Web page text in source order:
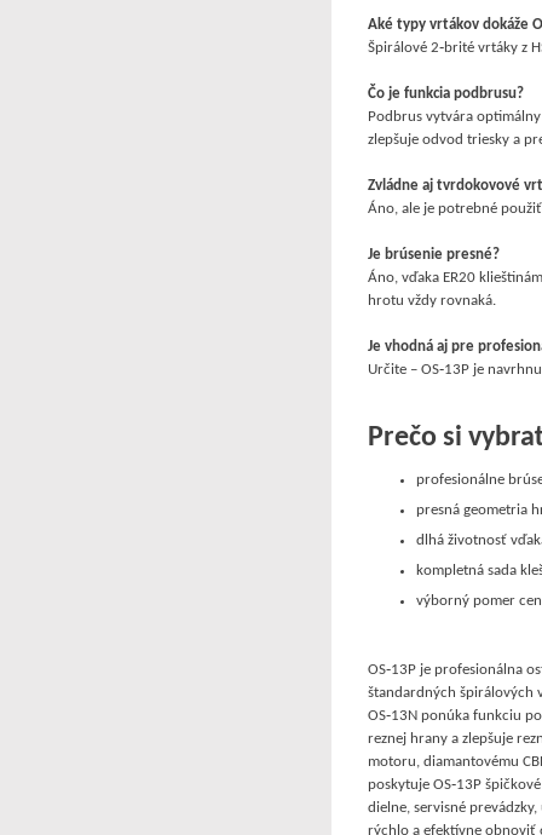
Aké typy vrtákov dokáže
Špirálové 2‑brité vrtáky z
Čo je funkcia podbrusu?
Podbrus vytvára
zlepšuje odvod triesky a
Zvládne aj tvrdokovové
Áno, ale je potrebné
Je brúsenie presné?
Áno, vďaka ER20
hrotu vždy rovnaká.
Je vhodná aj pre
Určite – OS‑13P je
Prečo si
profesionálne
presná geometria
dlhá životnosť
kompletná sada
výborný pomer
OS‑13P je profesionálna
štandardných špirálových
OS‑13N ponúka funkciu
reznej hrany a zlepšuje
motoru, diamantovému
poskytuje OS‑13P
dielne, servisné
rýchlo a efektívne obnoviť